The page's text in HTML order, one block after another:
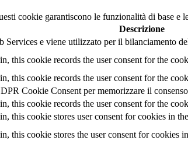
cookie garantiscono le funzionalità di base
Descrizione
Services e viene utilizzato per il bilanciamento
this cookie records the user consent for the
this cookie records the user consent for the
Cookie Consent per memorizzare il
this cookie records the user consent for the
this cookie stores user consent for cookies in
this cookie stores the user consent for cookies